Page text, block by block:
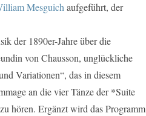
Mesguich aufgeführt, der
der 1890er-Jahre über die
von Chausson, unglückliche
Variationen“, das in diesem
an die vier Tänze der *Suite
hören. Ergänzt wird das Programm